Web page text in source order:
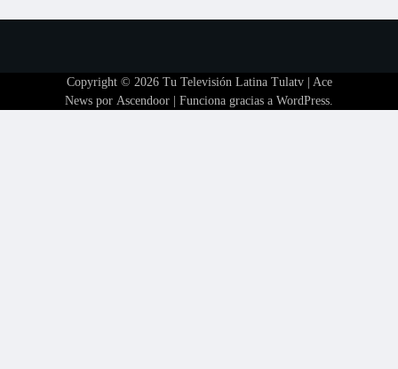
Copyright © 2026 Tu Televisión Latina Tulatv| Ace
News por Ascendoor | Funciona gracias a WordPress.